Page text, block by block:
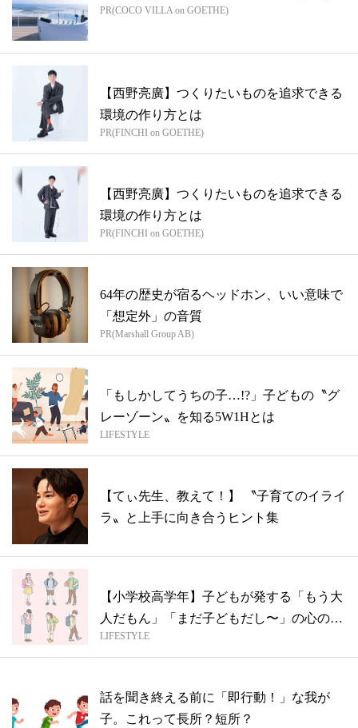
PR(COCO VILLA on GOETHE)
【西野亮廣】つくりたいものを追求できる
環境の作り方とは
PR(FINCHI on GOETHE)
【西野亮廣】つくりたいものを追求できる
環境の作り方とは
PR(FINCHI on GOETHE)
64年の歴史が宿るヘッドホン、いい意味で
「想定外」の音質
PR(Marshall Group AB)
「もしかしてうちの子…!?」子どもの〝グ
レーゾーン〟を知る5W1Hとは
LIFESTYLE
【てぃ先生、教えて！】 〝子育てのイライ
ラ〟と上手に向き合うヒント集
【小学校高学年】子どもが発する「もう大
人だもん」「まだ子どもだし〜」の心の中
は？
LIFESTYLE
話を聞き終える前に「即行動！」な我が
子。これって長所？短所？